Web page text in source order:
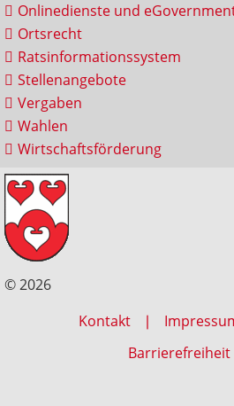
Onlinedienste und
Ortsrecht
Ratsinformationssystem
Stellenangebote
Vergaben
Wahlen
Wirtschaftsförderung
© 2026
Kontakt
Barrierefreiheit